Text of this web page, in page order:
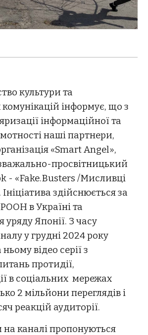
культури та
комунікацій інформує, що з
інформаційної та
наші партнери,
«Smart Angel»,
просвітницький
- «Fake.Busters /Мисливці
здійснюється за
в Україні та
уряду Японії. З часу
у грудні 2024 року
відео серіїз
протидії,
в соціальних мережах
2 мільйони переглядів і
реакцій аудиторії.
каналі пропонуються